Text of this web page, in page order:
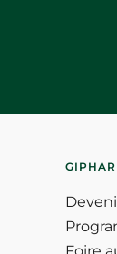
GIPHAR
Foire